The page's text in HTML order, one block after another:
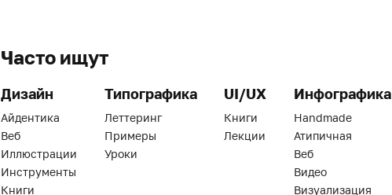
Часто ищут
Дизайн
Айдентика
Веб
Иллюстрации
Инструменты
Книги
Типографика
Леттеринг
Примеры
Уроки
UI/UX
Книги
Лекции
Инфографика
Handmade
Атипичная
Веб
Видео
Визуализация